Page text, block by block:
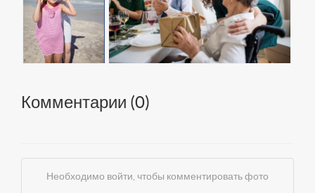
Комментарии (0)
Необходимо войти, чтобы комментировать фото